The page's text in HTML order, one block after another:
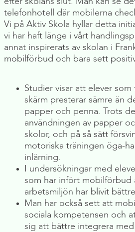
telefonhotell där mobilerna
Vi på Aktiv Skola hyllar detta
vi har haft länge i vårt
annat inspirerats av skolan i
mobilförbud och bara sett
Studier visar att elever
skärm presterar sämre än
papper och penna. Trots
användningen av papper
skolor, och på så sätt
motoriska träningen öga-
inlärning.
I undersökningar med
som har infört mobilförbud
arbetsmiljön har blivit
Man har också sett att
sociala kompetensen och
sig att bättre integrera med